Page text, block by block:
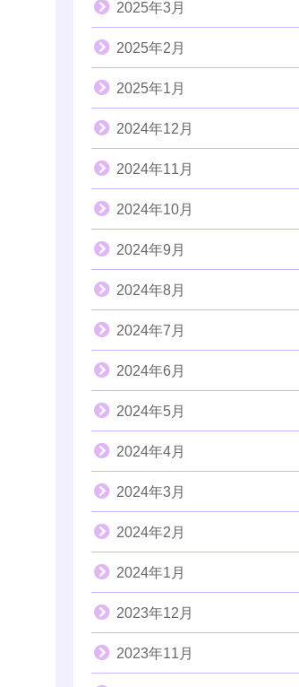
2025年3月
2025年2月
2025年1月
2024年12月
2024年11月
2024年10月
2024年9月
2024年8月
2024年7月
2024年6月
2024年5月
2024年4月
2024年3月
2024年2月
2024年1月
2023年12月
2023年11月